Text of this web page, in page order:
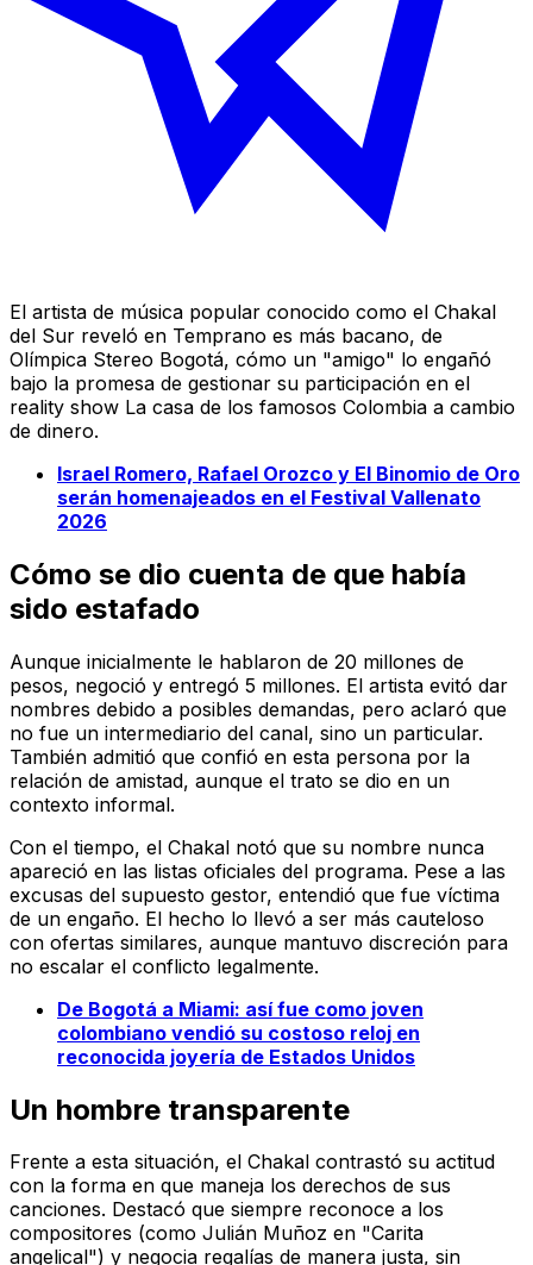
El artista de música popular conocido como el Chakal
del Sur reveló en Temprano es más bacano, de
Olímpica Stereo Bogotá, cómo un "amigo" lo engañó
bajo la promesa de gestionar su participación en el
reality show La casa de los famosos Colombia a cambio
de dinero.
Israel Romero, Rafael Orozco y El Binomio de Oro
serán homenajeados en el Festival Vallenato
2026
Cómo se dio cuenta de que había
sido estafado
Aunque inicialmente le hablaron de 20 millones de
pesos, negoció y entregó 5 millones. El artista evitó dar
nombres debido a posibles demandas, pero aclaró que
no fue un intermediario del canal, sino un particular.
También admitió que confió en esta persona por la
relación de amistad, aunque el trato se dio en un
contexto informal.
Con el tiempo, el Chakal notó que su nombre nunca
apareció en las listas oficiales del programa. Pese a las
excusas del supuesto gestor, entendió que fue víctima
de un engaño. El hecho lo llevó a ser más cauteloso
con ofertas similares, aunque mantuvo discreción para
no escalar el conflicto legalmente.
De Bogotá a Miami: así fue como joven
colombiano vendió su costoso reloj en
reconocida joyería de Estados Unidos
Un hombre transparente
Frente a esta situación, el Chakal contrastó su actitud
con la forma en que maneja los derechos de sus
canciones. Destacó que siempre reconoce a los
compositores (como Julián Muñoz en "Carita
angelical") y negocia regalías de manera justa, sin